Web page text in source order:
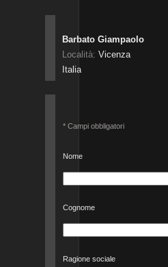
Barbato Giampaolo
Località: Vicenza
Italia
* Campi obbligatori
Nome
Cognome
Ragione sociale